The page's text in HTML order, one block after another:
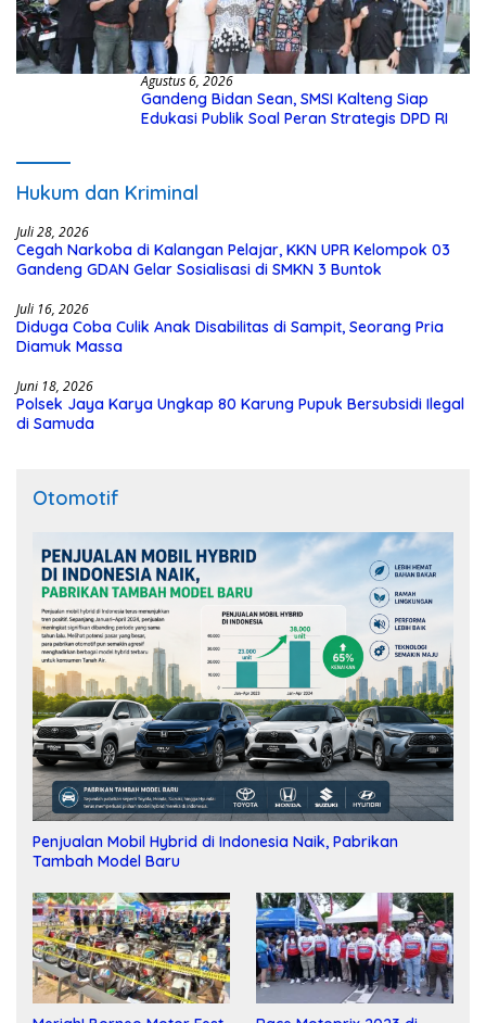
Agustus 6, 2026
Gandeng Bidan Sean, SMSI Kalteng Siap
Edukasi Publik Soal Peran Strategis DPD RI
Hukum dan Kriminal
Juli 28, 2026
Cegah Narkoba di Kalangan Pelajar, KKN UPR Kelompok 03
Gandeng GDAN Gelar Sosialisasi di SMKN 3 Buntok
Juli 16, 2026
Diduga Coba Culik Anak Disabilitas di Sampit, Seorang Pria
Diamuk Massa
Juni 18, 2026
Polsek Jaya Karya Ungkap 80 Karung Pupuk Bersubsidi Ilegal
di Samuda
Otomotif
Penjualan Mobil Hybrid di Indonesia Naik, Pabrikan
Tambah Model Baru